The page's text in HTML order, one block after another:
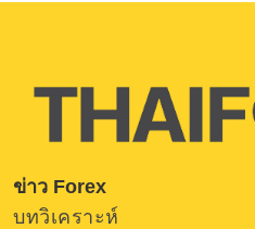
ข่าว Forex
บทวิเคราะห์